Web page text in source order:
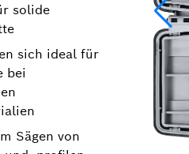
solide
sich ideal für
bei
Sägen von